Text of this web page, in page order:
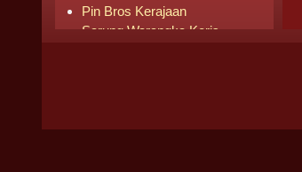
Pin Bros Kerajaan
Sarung Warangka Keris
Pusaka Laris Terjual